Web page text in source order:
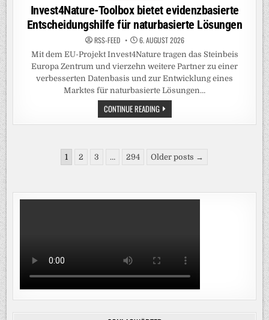
Invest4Nature-Toolbox bietet evidenzbasierte
Entscheidungshilfe für naturbasierte Lösungen
RSS-FEED 6. AUGUST 2026
Mit dem EU-Projekt Invest4Nature tragen das Steinbeis
Europa Zentrum und vierzehn weitere Partner zu einer
verbesserten Datenbasis und zur Entwicklung eines
Marktes für naturbasierte Lösungen…
CONTINUE READINGINVEST4NATURE-
TOOLBOX
BIETET
NATURBASIERTE
LÖSUNGEN
Seitennummerierung
Beiträge
1 2 3 … 294 Older posts →